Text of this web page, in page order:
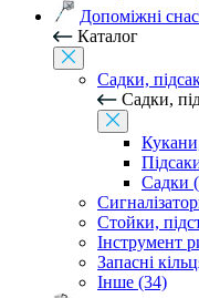
Допоміжні
Каталог
Садки,
Садки,
Садки
Стойки,
Інструмент
Запасні
Інше (34)